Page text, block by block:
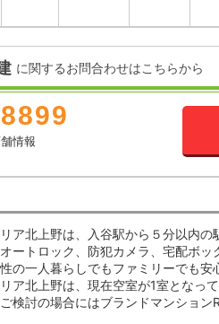
に関するお問合わせはこちらから
情報
ア北上野は、入谷駅から５分以内の
ートロック、防犯カメラ、宅配ボ
の一人暮らしでもファミリーでも安
ア北上野は、現在空室が1室となって
検討の場合にはブランドマンション